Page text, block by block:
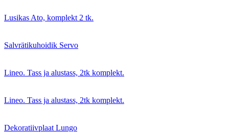
Lusikas Ato, komplekt 2 tk.
Salvrätikuhoidik Servo
Lineo. Tass ja alustass, 2tk komplekt.
Lineo. Tass ja alustass, 2tk komplekt.
Dekoratiivplaat Lungo